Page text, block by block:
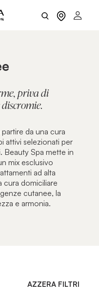
priva di
da una cura
attivi selezionati per
Beauty Spa mette in
mix esclusivo
ad alta
cura domiciliare
cutanee, la
e armonia.
AZZERA FILTRI